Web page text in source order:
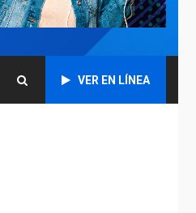
VER EN LÍNEA
POLÍTICA ÚLTIMA HORA
Delcy Rodríguez
Corpoelec y nuevo